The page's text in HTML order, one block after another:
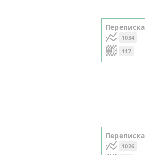
Переписка
1034
117
Переписка
1026